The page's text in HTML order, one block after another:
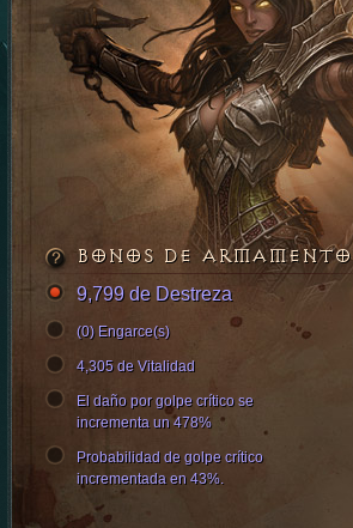
BONOS DE ARMAMENTO
9,799 de Destreza
(0) Engarce(s)
4,305 de Vitalidad
El daño por golpe crítico se
incrementa un 478%
Probabilidad de golpe crítico
incrementada en 43%.